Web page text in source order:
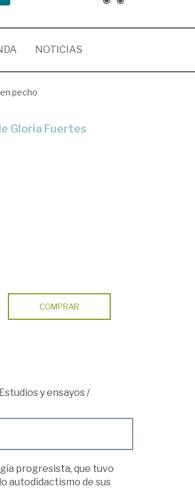
NOTICIAS
pecho
Gloria Fuertes
COMPRAR
y ensayos/
progresista, que tuvo
autodidactismo de sus